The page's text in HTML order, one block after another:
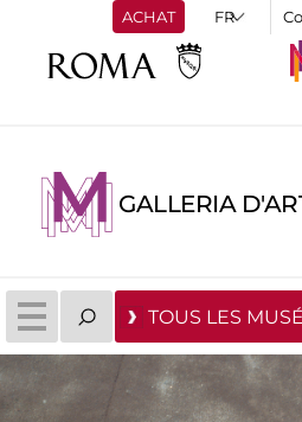
ACHAT
GALLERIA
TOUS LES